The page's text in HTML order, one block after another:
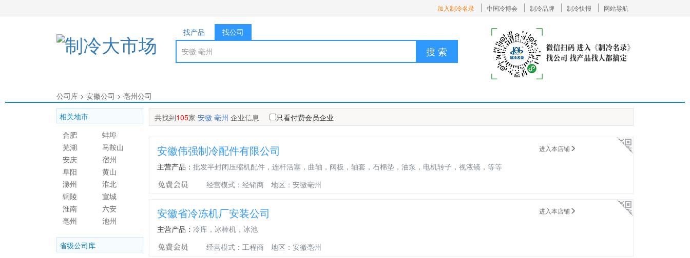
加入制冷名录 中国冷博会 制冷品牌 制冷快报 网站导航
找产品 找公司
搜 索
公司库 > 安徽公司 > 亳州公司
共找到105家 安徽 亳州 企业信息 只看付费会员企业
安徽伟强制冷配件有限公司 进入本店铺
主营产品： 批发半封闭压缩机配件，连杆活塞，曲轴，阀板，轴套，石棉垫，油泵，电机转子，视液镜，等等
经营模式：经销商
地区：安徽亳州
安徽省冷冻机厂安装公司 进入本店铺
主营产品： 冷库，冰棒机，冰池
经营模式：工程商
地区：安徽亳州
相关地市
合肥
蚌埠
芜湖
马鞍山
安庆
宿州
阜阳
黄山
滁州
淮北
铜陵
宣城
淮南
六安
亳州
池州
省级公司库